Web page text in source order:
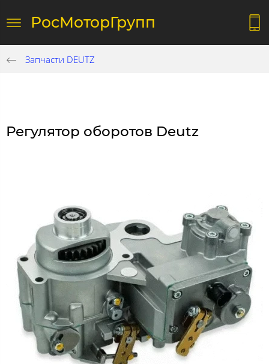
РосМоторГрупп
Запчасти DEUTZ
Регулятор оборотов Deutz